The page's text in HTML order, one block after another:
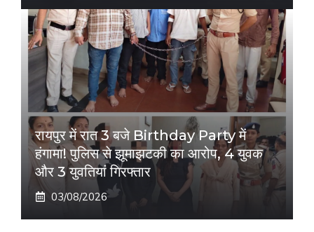
रायपुर में रात 3 बजे Birthday Party में
हंगामा! पुलिस से झूमाझटकी का आरोप, 4 युवक
और 3 युवतियां गिरफ्तार
03/08/2026